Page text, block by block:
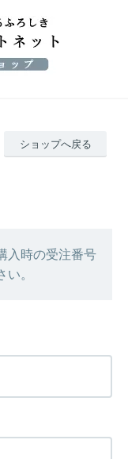
ショップへ戻る
入時の受注番号
。